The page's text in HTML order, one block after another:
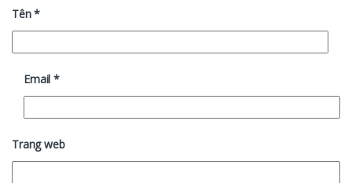
Tên*
Email*
Trang web